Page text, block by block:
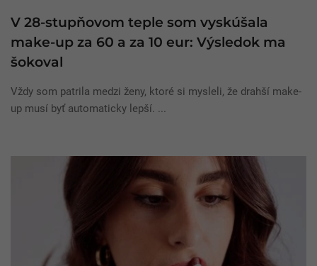
V 28-stupňovom teple som vyskúšala
make-up za 60 a za 10 eur: Výsledok ma
šokoval
Vždy som patrila medzi ženy, ktoré si mysleli, že drahší make-
up musí byť automaticky lepší. ...